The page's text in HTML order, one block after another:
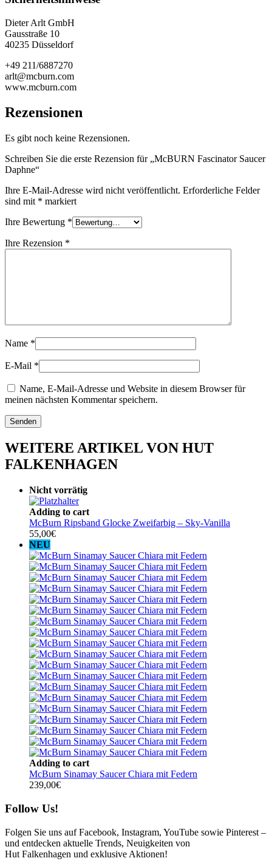
Dieter Arlt GmbH
Gausstraße 10
40235 Düsseldorf
+49 211/6887270
arlt@mcburn.com
www.mcburn.com
Rezensionen
Es gibt noch keine Rezensionen.
Schreiben Sie die erste Rezension für „McBURN Fascinator Saucer
Daphne“
Ihre E-Mail-Adresse wird nicht veröffentlicht. Erforderliche Felder
sind mit * markiert
Ihre Bewertung *
Ihre Rezension *
Name *
E-Mail *
Name, E-Mail-Adresse und Website in diesem Browser für
meinen nächsten Kommentar speichern.
WEITERE ARTIKEL VON HUT
FALKENHAGEN
Nicht vorrätig
Adding to cart
McBurn Ripsband Glocke Zweifarbig – Sky-Vanilla
55,00€
NEU
Adding to cart
McBurn Sinamay Saucer Chiara mit Federn
239,00€
Follow Us!
Folgen Sie uns auf Facebook, Instagram, YouTube sowie Pinterest –
und entdecken aktuelle Trends, Neuigkeiten von
Hut Falkenhagen und exklusive Aktionen!